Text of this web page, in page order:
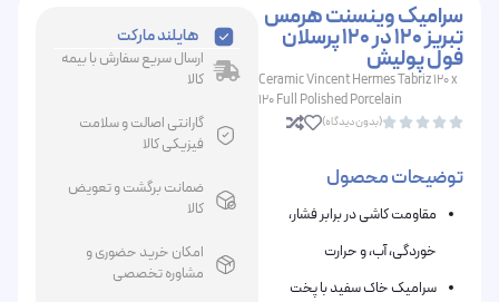
سرامیک وینسنت هرمس
تبریز 120 در 120 پرسلان
فول پولیش
Ceramic Vincent Hermes Tabriz 120 x
120 Full Polished Porcelain



 (بدون دیدگاه)
توضیحات محصول
مقاومت کاشی در برابر فشار،
خوردگی، آب، و حرارت
سرامیک خاک سفید با پخت
هایلند مارکت
ارسال سریع سفارش با بیمه
کالا
گارانتی اصالت و سلامت
فیزیکی کالا
ضمانت برگشت و تعویض
کالا
امکان خرید حضوری و
مشاوره تخصصی